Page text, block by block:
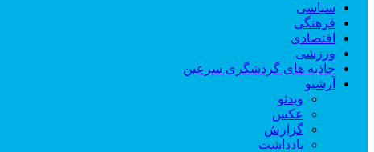
سیاسی
فرهنگی
اقتصادی
ورزشی
جاذبه های گردشگری سرعین
آرشیو
ویدئو
عکس
گزارش
یادداشت